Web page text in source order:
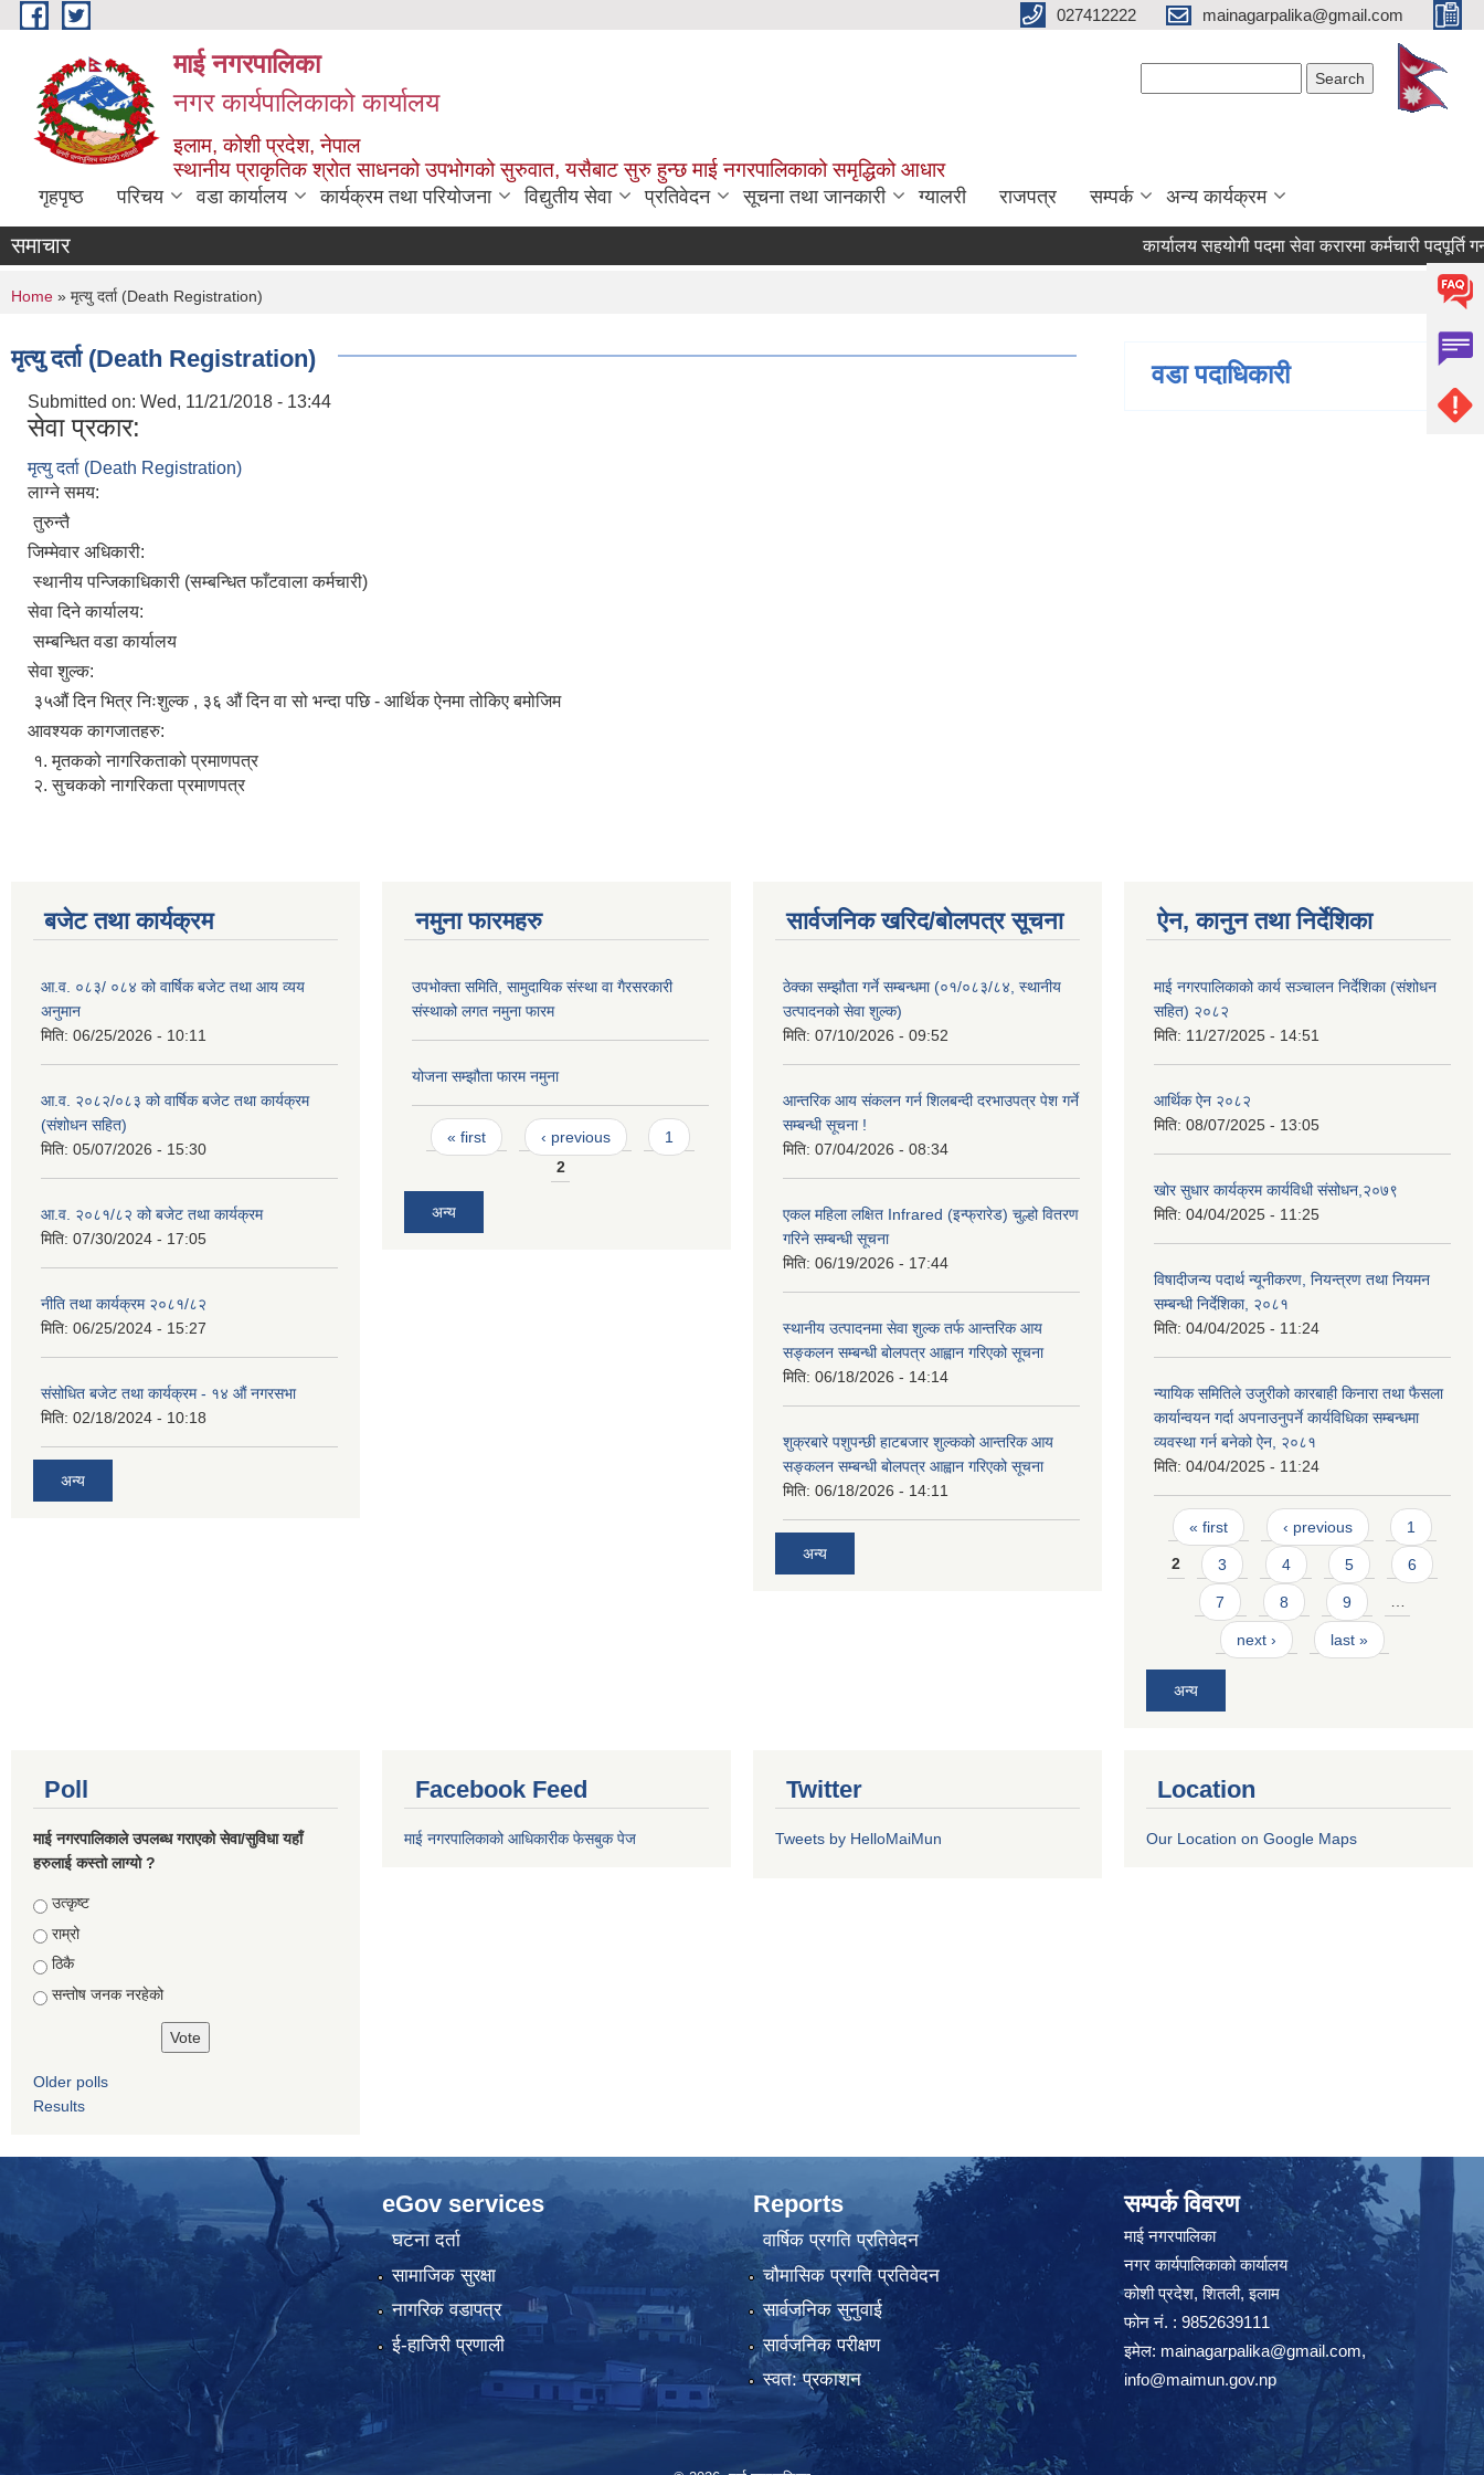
Skip to main content 027412222 mainagarpalika@gmail.com
माई नगरपालिका
नगर कार्यपालिकाको कार्यालय
इलाम, कोशी प्रदेश, नेपाल
स्थानीय प्राकृतिक श्रोत साधनको उपभोगको सुरुवात, यसैबाट सुरु हुन्छ माई नगरपालिकाको समृद्धिको आधार
गृहपृष्ठ परिचय वडा कार्यालय कार्यक्रम तथा परियोजना विद्युतीय सेवा प्रतिवेदन सूचना तथा जानकारी ग्यालरी राजपत्र सम्पर्क अन्य कार्यक्रम
समाचार कार्यालय सहयोगी पदमा सेवा करारमा कर्मचारी पदपूर्ति गर्न
You are here
Home » मृत्यु दर्ता (Death Registration)
मृत्यु दर्ता (Death Registration)
Submitted on: Wed, 11/21/2018 - 13:44
सेवा प्रकार:
मृत्यु दर्ता (Death Registration)
लाग्ने समय:
तुरुन्तै
जिम्मेवार अधिकारी:
स्थानीय पन्जिकाधिकारी (सम्बन्धित फाँटवाला कर्मचारी)
सेवा दिने कार्यालय:
सम्बन्धित वडा कार्यालय
सेवा शुल्क:
३५औं दिन भित्र निःशुल्क , ३६ औं दिन वा सो भन्दा पछि - आर्थिक ऐनमा तोकिए बमोजिम
आवश्यक कागजातहरु:
१. मृतकको नागरिकताको प्रमाणपत्र
२. सुचकको नागरिकता प्रमाणपत्र
वडा पदाधिकारी
बजेट तथा कार्यक्रम
आ.व. ०८३/ ०८४ को वार्षिक बजेट तथा आय व्यय
अनुमान
मिति: 06/25/2026 - 10:11
आ.व. २०८२/०८३ को वार्षिक बजेट तथा कार्यक्रम
(संशोधन सहित)
मिति: 05/07/2026 - 15:30
आ.व. २०८१/८२ को बजेट तथा कार्यक्रम
मिति: 07/30/2024 - 17:05
नीति तथा कार्यक्रम २०८१/८२
मिति: 06/25/2024 - 15:27
संसोधित बजेट तथा कार्यक्रम - १४ औं नगरसभा
मिति: 02/18/2024 - 10:18
अन्य
नमुना फारमहरु
उपभोक्ता समिति, सामुदायिक संस्था वा गैरसरकारी
संस्थाको लगत नमुना फारम
योजना सम्झौता फारम नमुना
Pages
« first ‹ previous
1
2
अन्य
सार्वजनिक खरिद/बोलपत्र सूचना
ठेक्का सम्झौता गर्ने सम्बन्धमा (०१/०८३/८४, स्थानीय
उत्पादनको सेवा शुल्क)
मिति: 07/10/2026 - 09:52
आन्तरिक आय संकलन गर्न शिलबन्दी दरभाउपत्र पेश गर्ने
सम्बन्धी सूचना !
मिति: 07/04/2026 - 08:34
एकल महिला लक्षित Infrared (इन्फ्रारेड) चुल्हो वितरण
गरिने सम्बन्धी सूचना
मिति: 06/19/2026 - 17:44
स्थानीय उत्पादनमा सेवा शुल्क तर्फ आन्तरिक आय
सङ्कलन सम्बन्धी बोलपत्र आह्वान गरिएको सूचना
मिति: 06/18/2026 - 14:14
शुक्रबारे पशुपन्छी हाटबजार शुल्कको आन्तरिक आय
सङ्कलन सम्बन्धी बोलपत्र आह्वान गरिएको सूचना
मिति: 06/18/2026 - 14:11
अन्य
ऐन, कानुन तथा निर्देशिका
माई नगरपालिकाको कार्य सञ्चालन निर्देशिका (संशोधन
सहित) २०८२
मिति: 11/27/2025 - 14:51
आर्थिक ऐन २०८२
मिति: 08/07/2025 - 13:05
खोर सुधार कार्यक्रम कार्यविधी संसोधन,२०७९
मिति: 04/04/2025 - 11:25
विषादीजन्य पदार्थ न्यूनीकरण, नियन्त्रण तथा नियमन
सम्बन्धी निर्देशिका, २०८१
मिति: 04/04/2025 - 11:24
न्यायिक समितिले उजुरीको कारबाही किनारा तथा फैसला
कार्यान्वयन गर्दा अपनाउनुपर्ने कार्यविधिका सम्बन्धमा
व्यवस्था गर्न बनेको ऐन, २०८१
मिति: 04/04/2025 - 11:24
Pages
« first ‹ previous 1
2 3 4 5 6
7 8 9 …
next › last »
अन्य
Poll
माई नगरपालिकाले उपलब्ध गराएको सेवा/सुविधा यहाँ
हरुलाई कस्तो लाग्यो ?
Choices
उत्कृष्ट
राम्रो
ठिकै
सन्तोष जनक नरहेको
Older polls
Results
Facebook Feed
माई नगरपालिकाको आधिकारीक फेसबुक पेज
Twitter
Tweets by HelloMaiMun
Location
Our Location on Google Maps
eGov services
घटना दर्ता
सामाजिक सुरक्षा
नागरिक वडापत्र
ई-हाजिरी प्रणाली
Reports
वार्षिक प्रगति प्रतिवेदन
चौमासिक प्रगति प्रतिवेदन
सार्वजनिक सुनुवाई
सार्वजनिक परीक्षण
स्वत: प्रकाशन
सम्पर्क विवरण
माई नगरपालिका
नगर कार्यपालिकाको कार्यालय
कोशी प्रदेश, शितली, इलाम
फोन नं. : 9852639111
इमेल: mainagarpalika@gmail.com,
info@maimun.gov.np